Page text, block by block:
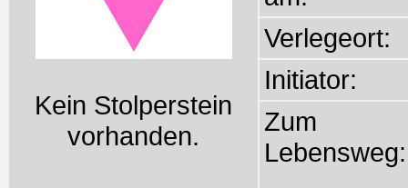
Kein Stolperstein
vorhanden.
Verlegeort:
Initiator:
Zum
Lebensweg: